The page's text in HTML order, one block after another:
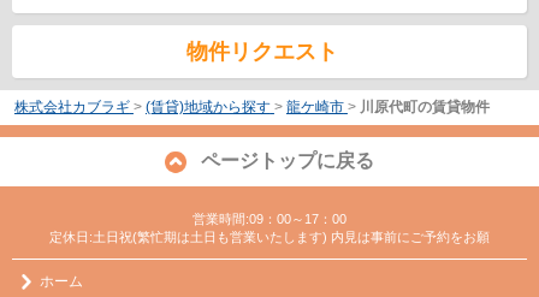
物件リクエスト
株式会社カブラギ > (賃貸)地域から探す > 龍ケ崎市 > 川原代町の賃貸物件
ページトップに戻る
営業時間:09：00～17：00
定休日:土日祝(繁忙期は土日も営業いたします) 内見は事前にご予約をお願
ホーム